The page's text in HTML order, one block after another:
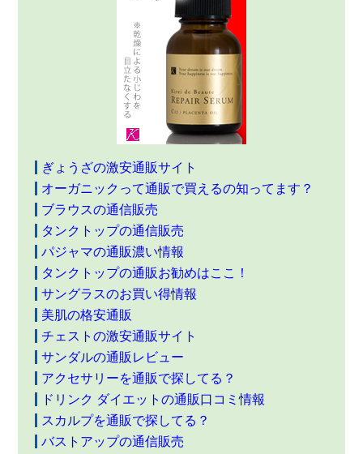
ぎょうざの激安通販サイト
オーガニックって通販で買えるの知ってます？
ブラウスの通信販売
タンクトップの通信販売
パジャマの通販濃い情報
タンクトップの通販お勧めはここ！
サングラスのお買い得情報
美肌の格安通販
チェストの激安通販サイト
サンダルの通販レビュー
アクセサリーを通販で探してる？
ドリンク ダイエットの通販口コミ情報
スカルプを通販で探してる？
バストアップの通信販売